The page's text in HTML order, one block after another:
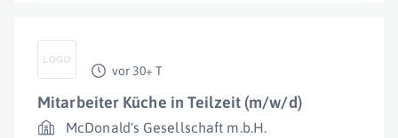
vor 30+ T
Mitarbeiter Küche in Teilzeit (m/w/d)
McDonald's Gesellschaft m.b.H.